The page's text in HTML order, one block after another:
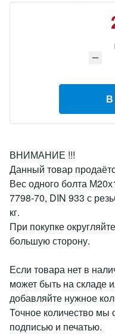
ВНИМАНИЕ !!!
Данный товар
Вес одного болта
7798-70, DIN 933 с
кг.
При покупке
большую сторону.
Если товара нет в
может быть на складе
добавляйте нужное
Точное количество мы
подписью и печатью.